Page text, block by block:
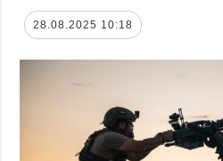
28.08.2025 10:18